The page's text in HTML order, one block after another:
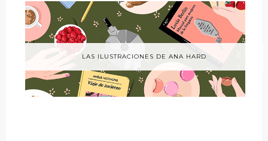
LAS ILUSTRACIONES DE ANA HARD